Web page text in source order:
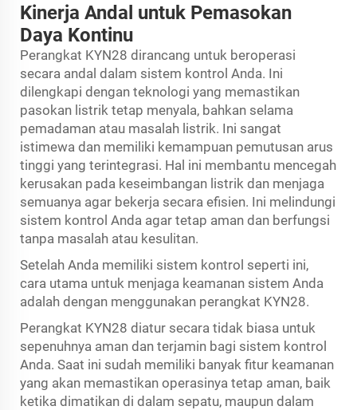
Kinerja Andal untuk Pemasokan
Daya Kontinu
Perangkat KYN28 dirancang untuk beroperasi
secara andal dalam sistem kontrol Anda. Ini
dilengkapi dengan teknologi yang memastikan
pasokan listrik tetap menyala, bahkan selama
pemadaman atau masalah listrik. Ini sangat
istimewa dan memiliki kemampuan pemutusan arus
tinggi yang terintegrasi. Hal ini membantu mencegah
kerusakan pada keseimbangan listrik dan menjaga
semuanya agar bekerja secara efisien. Ini melindungi
sistem kontrol Anda agar tetap aman dan berfungsi
tanpa masalah atau kesulitan.
Setelah Anda memiliki sistem kontrol seperti ini,
cara utama untuk menjaga keamanan sistem Anda
adalah dengan menggunakan perangkat KYN28.
Perangkat KYN28 diatur secara tidak biasa untuk
sepenuhnya aman dan terjamin bagi sistem kontrol
Anda. Saat ini sudah memiliki banyak fitur keamanan
yang akan memastikan operasinya tetap aman, baik
ketika dimatikan di dalam sepatu, maupun dalam